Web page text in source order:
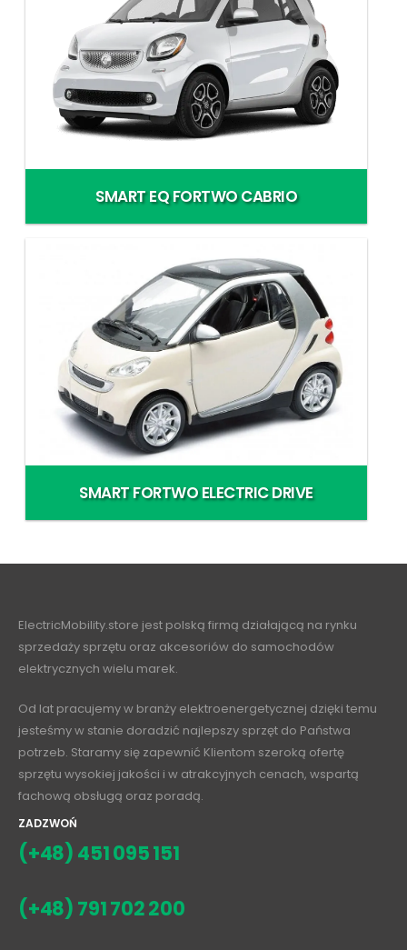
SMART EQ FORTWO CABRIO
SMART FORTWO ELECTRIC DRIVE
ElectricMobility.store jest polską firmą działającą na rynku
sprzedaży sprzętu oraz akcesoriów do samochodów
elektrycznych wielu marek.
Od lat pracujemy w branży elektroenergetycznej dzięki temu
jesteśmy w stanie doradzić najlepszy sprzęt do Państwa
potrzeb. Staramy się zapewnić Klientom szeroką ofertę
sprzętu wysokiej jakości i w atrakcyjnych cenach, wspartą
fachową obsługą oraz poradą.
ZADZWOŃ
(+48) 451 095 151
(+48) 791 702 200